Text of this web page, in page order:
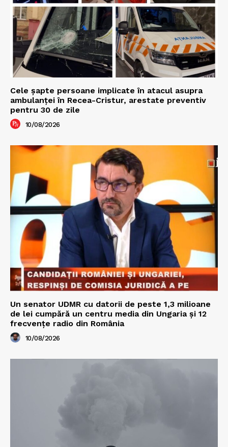
Cele şapte persoane implicate în atacul asupra
ambulanţei în Recea-Cristur, arestate preventiv
pentru 30 de zile
10/08/2026
Un senator UDMR cu datorii de peste 1,3 milioane
de lei cumpără un centru media din Ungaria și 12
frecvențe radio din România
10/08/2026